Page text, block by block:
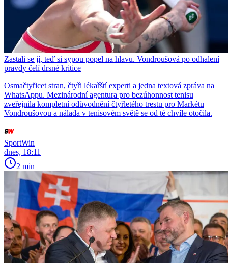
Zastali se jí, teď si sypou popel na hlavu. Vondroušová po odhalení
pravdy čelí drsné kritice
Osmačtyřicet stran, čtyři lékařští experti a jedna textová zpráva na
WhatsAppu. Mezinárodní agentura pro bezúhonnost tenisu
zveřejnila kompletní odůvodnění čtyřletého trestu pro Markétu
Vondroušovou a nálada v tenisovém světě se od té chvíle otočila.
SportWin
dnes, 18:11
2 min